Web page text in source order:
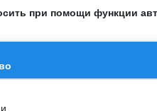
при помощи функции